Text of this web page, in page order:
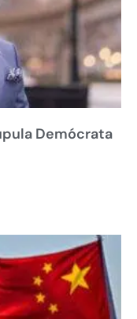
Demócrata